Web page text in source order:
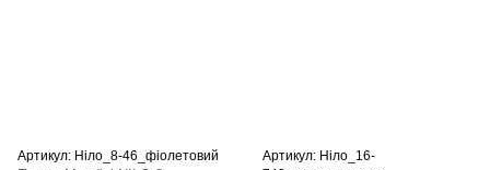
Артикул: Ніло_8-46_фіолетовий
Артикул: Ніло_16-